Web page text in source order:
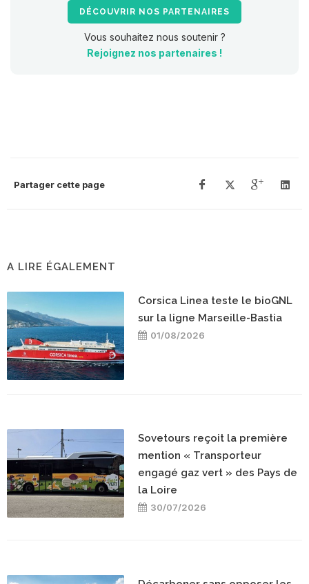
DÉCOUVRIR NOS PARTENAIRES
Vous souhaitez nous soutenir ?
Rejoignez nos partenaires !
Partager cette page
A LIRE ÉGALEMENT
Corsica Linea teste le bioGNL
sur la ligne Marseille-Bastia
01/08/2026
Sovetours reçoit la première
mention « Transporteur
engagé gaz vert » des Pays de
la Loire
30/07/2026